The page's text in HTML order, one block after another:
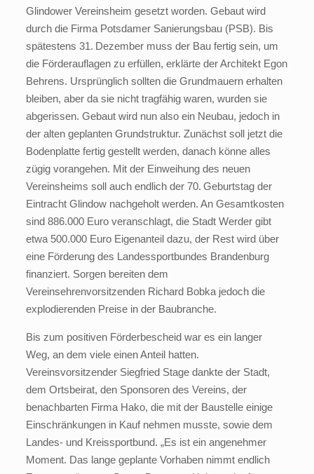
Glindower Vereinsheim gesetzt worden. Gebaut wird
durch die Firma Potsdamer Sanierungsbau (PSB). Bis
spätestens 31. Dezember muss der Bau fertig sein, um
die Förderauflagen zu erfüllen, erklärte der Architekt Egon
Behrens. Ursprünglich sollten die Grundmauern erhalten
bleiben, aber da sie nicht tragfähig waren, wurden sie
abgerissen. Gebaut wird nun also ein Neubau, jedoch in
der alten geplanten Grundstruktur. Zunächst soll jetzt die
Bodenplatte fertig gestellt werden, danach könne alles
zügig vorangehen. Mit der Einweihung des neuen
Vereinsheims soll auch endlich der 70. Geburtstag der
Eintracht Glindow nachgeholt werden. An Gesamtkosten
sind 886.000 Euro veranschlagt, die Stadt Werder gibt
etwa 500.000 Euro Eigenanteil dazu, der Rest wird über
eine Förderung des Landessportbundes Brandenburg
finanziert. Sorgen bereiten dem
Vereinsehrenvorsitzenden Richard Bobka jedoch die
explodierenden Preise in der Baubranche.
Bis zum positiven Förderbescheid war es ein langer
Weg, an dem viele einen Anteil hatten.
Vereinsvorsitzender Siegfried Stage dankte der Stadt,
dem Ortsbeirat, den Sponsoren des Vereins, der
benachbarten Firma Hako, die mit der Baustelle einige
Einschränkungen in Kauf nehmen musste, sowie dem
Landes- und Kreissportbund. „Es ist ein angenehmer
Moment. Das lange geplante Vorhaben nimmt endlich